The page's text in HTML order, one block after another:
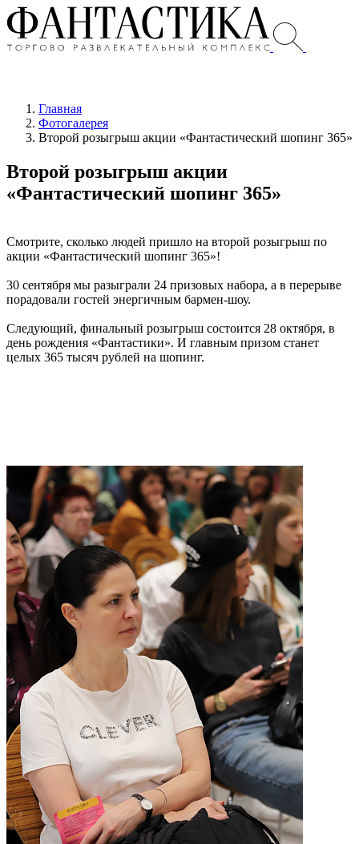
Главная
Фотогалерея
Второй розыгрыш акции «Фантастический шопинг 365»
Второй розыгрыш акции
«Фантастический шопинг 365»
Смотрите, сколько людей пришло на второй розыгрыш по
акции «Фантастический шопинг 365»!
30 сентября мы разыграли 24 призовых набора, а в перерыве
порадовали гостей энергичным бармен-шоу.
Следующий, финальный розыгрыш состоится 28 октября, в
день рождения «Фантастики». И главным призом станет
целых 365 тысяч рублей на шопинг.